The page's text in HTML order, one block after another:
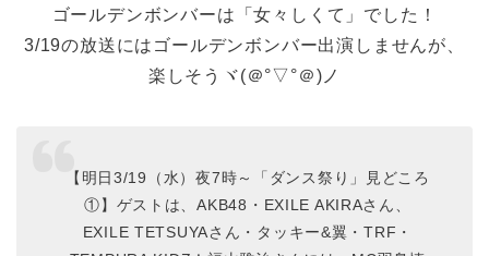
ゴールデンボンバーは「女々しくて」でした！
3/19の放送にはゴールデンボンバー出演しませんが、
楽しそうヾ(＠°▽°＠)ノ
【明日3/19（水）夜7時～「ダンス祭り」見どころ
①】ゲストは、AKB48・EXILE AKIRAさん、
EXILE TETSUYAさん・タッキー&翼・TRF・